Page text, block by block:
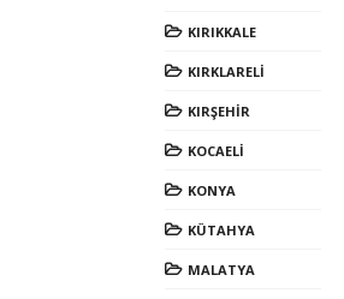
KIRIKKALE
KIRKLARELİ
KIRŞEHİR
KOCAELİ
KONYA
KÜTAHYA
MALATYA